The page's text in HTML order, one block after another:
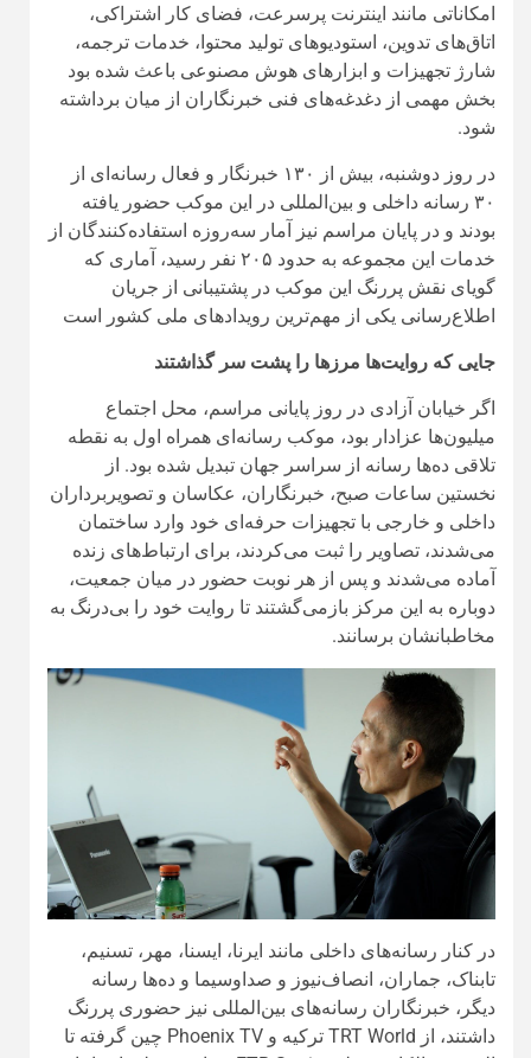
امکاناتی مانند اینترنت پرسرعت، فضای کار اشتراکی،
اتاق‌های تدوین، استودیوهای تولید محتوا، خدمات ترجمه،
شارژ تجهیزات و ابزارهای هوش مصنوعی باعث شده بود
بخش مهمی از دغدغه‌های فنی خبرنگاران از میان برداشته
شود.
در روز دوشنبه، بیش از ۱۳۰ خبرنگار و فعال رسانه‌ای از
۳۰ رسانه داخلی و بین‌المللی در این موکب حضور یافته
بودند و در پایان مراسم نیز آمار سه‌روزه استفاده‌کنندگان از
خدمات این مجموعه به حدود ۲۰۵ نفر رسید، آماری که
گویای نقش پررنگ این موکب در پشتیبانی از جریان
اطلاع‌رسانی یکی از مهم‌ترین رویدادهای ملی کشور است
جایی که روایت‌ها مرزها را پشت سر گذاشتند
اگر خیابان آزادی در روز پایانی مراسم، محل اجتماع
میلیون‌ها عزادار بود، موکب رسانه‌ای همراه اول به نقطه
تلاقی ده‌ها رسانه از سراسر جهان تبدیل شده بود. از
نخستین ساعات صبح، خبرنگاران، عکاسان و تصویربرداران
داخلی و خارجی با تجهیزات حرفه‌ای خود وارد ساختمان
می‌شدند، تصاویر را ثبت می‌کردند، برای ارتباط‌های زنده
آماده می‌شدند و پس از هر نوبت حضور در میان جمعیت،
دوباره به این مرکز بازمی‌گشتند تا روایت خود را بی‌درنگ به
مخاطبانشان برسانند.
در کنار رسانه‌های داخلی مانند ایرنا، ایسنا، مهر، تسنیم،
تابناک، جماران، انصاف‌نیوز و صداوسیما و ده‌ها رسانه
دیگر، خبرنگاران رسانه‌های بین‌المللی نیز حضوری پررنگ
داشتند، از TRT World ترکیه و Phoenix TV چین گرفته تا